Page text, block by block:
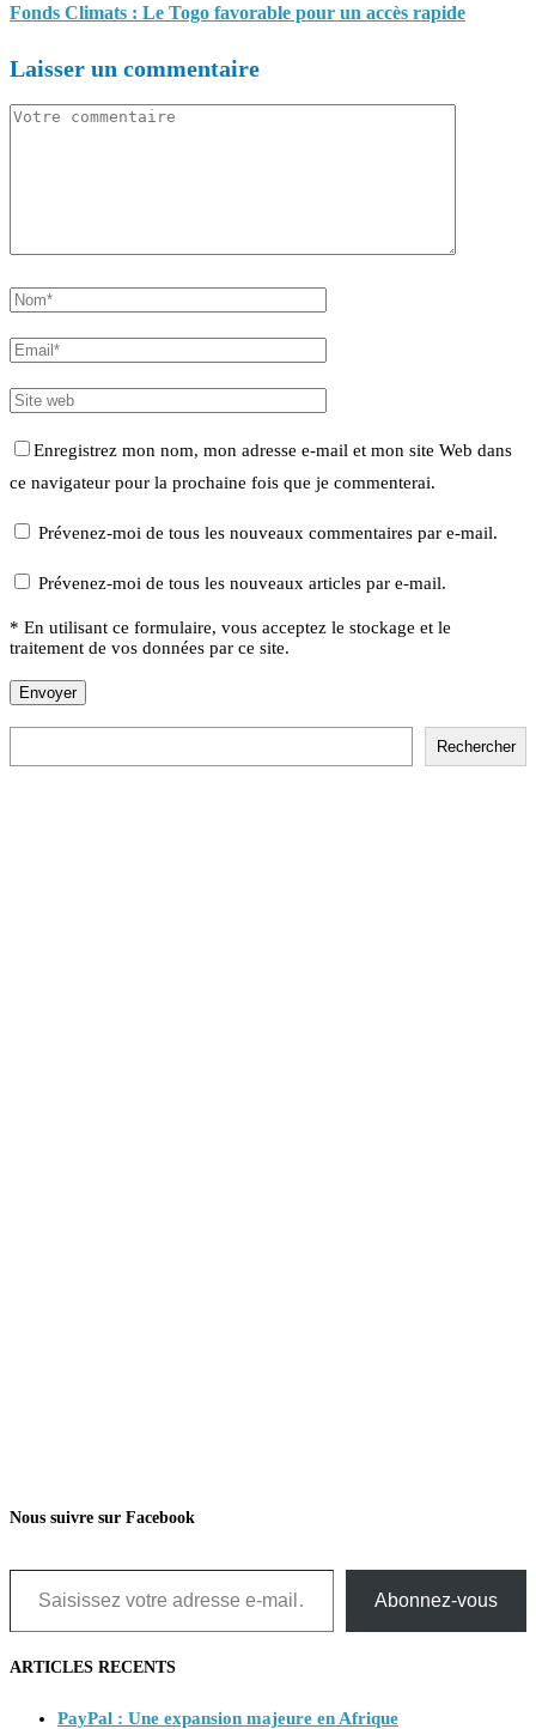
Fonds Climats : Le Togo favorable pour un accès rapide
Laisser un commentaire
Enregistrez mon nom, mon adresse e-mail et mon site Web dans
ce navigateur pour la prochaine fois que je commenterai.
Prévenez-moi de tous les nouveaux commentaires par e-mail.
Prévenez-moi de tous les nouveaux articles par e-mail.
* En utilisant ce formulaire, vous acceptez le stockage et le
traitement de vos données par ce site.
Rechercher
Nous suivre sur Facebook
Saisissez votre adresse e-mail…
Abonnez-vous
ARTICLES RECENTS
PayPal : Une expansion majeure en Afrique